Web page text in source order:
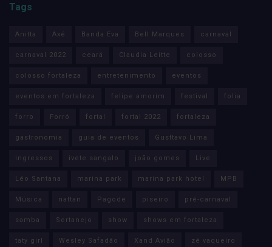
Tags
Anitta Axé Banda Eva Bell Marques carnaval
carnaval 2022 ceará Claudia Leitte colosso
colosso fortaleza entretenimento eventos
eventos em fortaleza felipe amorim festival folia
forro Forró fortal fortal 2022 fortaleza
gastronomia guia de eventos Gusttavo Lima
ingressos ivete sangalo joão gomes Live
Léo Santana marina park marina park hotel MPB
Música nattan Pagode piseiro pré-carnaval
samba Sertanejo show shows em fortaleza
taty girl Wesley Safadão Xand Avião zé vaqueiro